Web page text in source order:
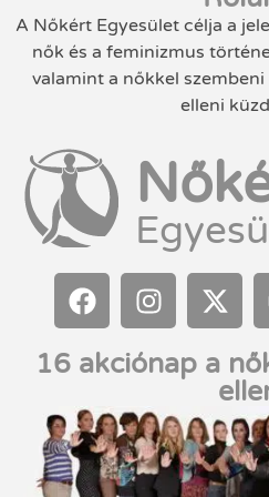
A Nőkért Egyesület célja a
nők és a feminizmus
valamint a nőkkel szembeni
elleni
16 akciónap a